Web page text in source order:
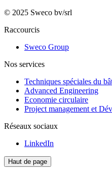
© 2025 Sweco bv/srl
Raccourcis
Sweco Group
Nos services
Techniques spéciales du
Advanced Engineering
Economie circulaire
Project management et
Réseaux sociaux
LinkedIn
Haut de page